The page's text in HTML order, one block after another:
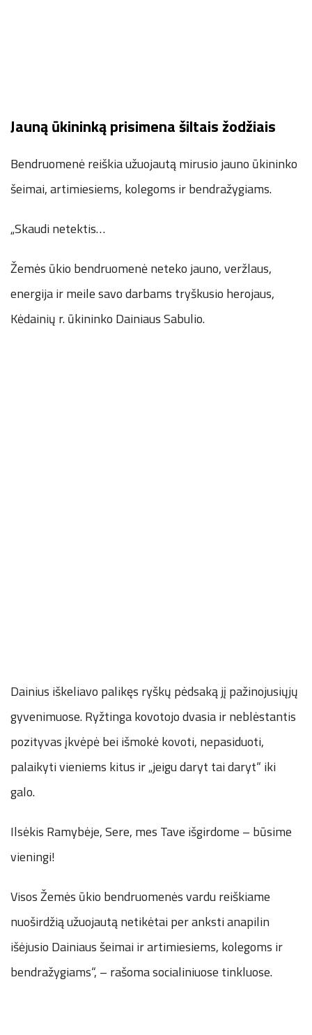
Jauną ūkininką prisimena šiltais žodžiais
Bendruomenė reiškia užuojautą mirusio jauno ūkininko
šeimai, artimiesiems, kolegoms ir bendražygiams.
„Skaudi netektis…
Žemės ūkio bendruomenė neteko jauno, veržlaus,
energija ir meile savo darbams tryškusio herojaus,
Kėdainių r. ūkininko Dainiaus Sabulio.
Dainius iškeliavo palikęs ryškų pėdsaką jį pažinojusiųjų
gyvenimuose. Ryžtinga kovotojo dvasia ir neblėstantis
pozityvas įkvėpė bei išmokė kovoti, nepasiduoti,
palaikyti vieniems kitus ir „jeigu daryt tai daryt“ iki
galo.
Ilsėkis Ramybėje, Sere, mes Tave išgirdome – būsime
vieningi!
Visos Žemės ūkio bendruomenės vardu reiškiame
nuoširdžią užuojautą netikėtai per anksti anapilin
išėjusio Dainiaus šeimai ir artimiesiems, kolegoms ir
bendražygiams“, – rašoma socialiniuose tinkluose.